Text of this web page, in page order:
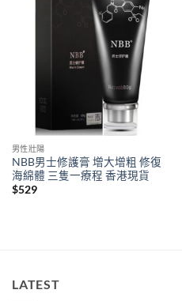
男性壯陽
NBB男士修護膏 增大增粗 修復
海綿體 三隻一療程 香港現貨
$529
LATEST